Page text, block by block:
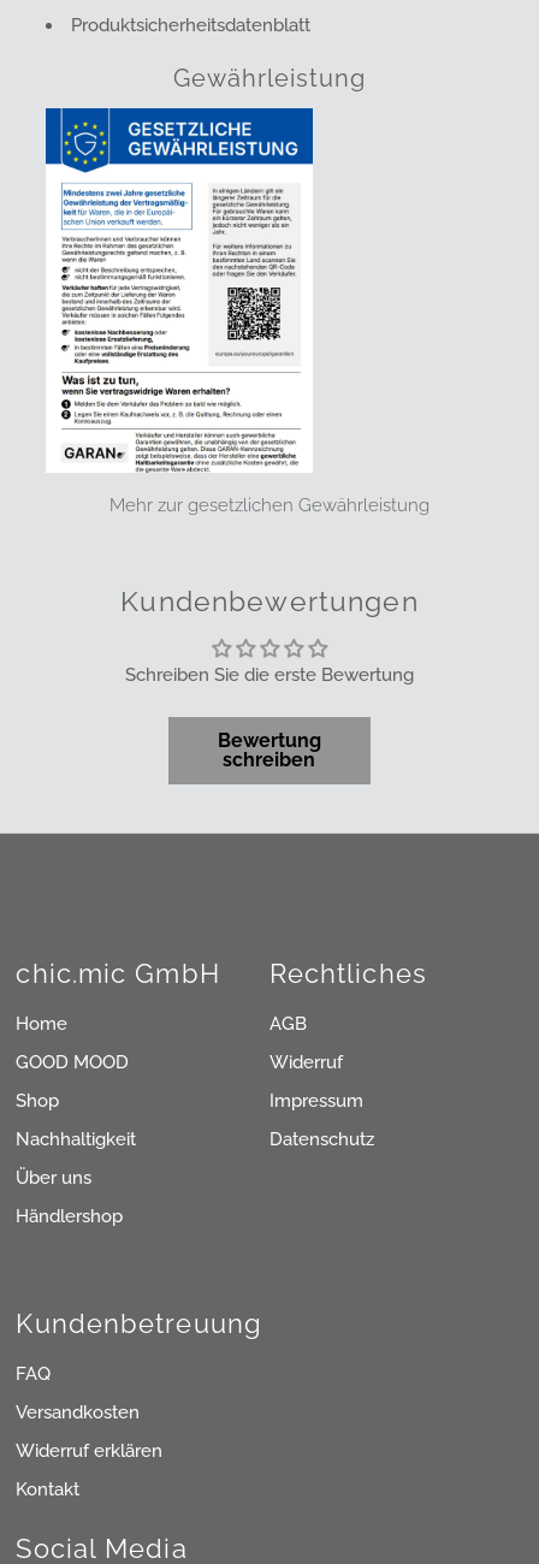
Produktsicherheitsdatenblatt
Gewährleistung
Mehr zur gesetzlichen Gewährleistung
Kundenbewertungen
Schreiben Sie die erste Bewertung
Bewertung
schreiben
chic.mic GmbH
Home
GOOD MOOD
Shop
Nachhaltigkeit
Über uns
Händlershop
Rechtliches
AGB
Widerruf
Impressum
Datenschutz
Kundenbetreuung
FAQ
Versandkosten
Widerruf erklären
Kontakt
Social Media